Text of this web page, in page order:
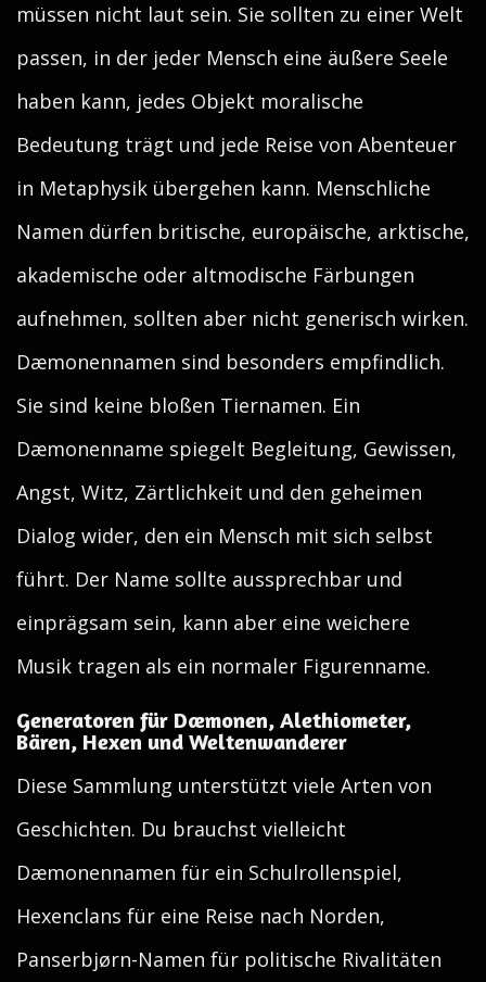
müssen nicht laut sein. Sie sollten zu einer Welt
passen, in der jeder Mensch eine äußere Seele
haben kann, jedes Objekt moralische
Bedeutung trägt und jede Reise von Abenteuer
in Metaphysik übergehen kann. Menschliche
Namen dürfen britische, europäische, arktische,
akademische oder altmodische Färbungen
aufnehmen, sollten aber nicht generisch wirken.
Dæmonennamen sind besonders empfindlich.
Sie sind keine bloßen Tiernamen. Ein
Dæmonenname spiegelt Begleitung, Gewissen,
Angst, Witz, Zärtlichkeit und den geheimen
Dialog wider, den ein Mensch mit sich selbst
führt. Der Name sollte aussprechbar und
einprägsam sein, kann aber eine weichere
Musik tragen als ein normaler Figurenname.
Generatoren für Dæmonen, Alethiometer,
Bären, Hexen und Weltenwanderer
Diese Sammlung unterstützt viele Arten von
Geschichten. Du brauchst vielleicht
Dæmonennamen für ein Schulrollenspiel,
Hexenclans für eine Reise nach Norden,
Panserbjørn-Namen für politische Rivalitäten